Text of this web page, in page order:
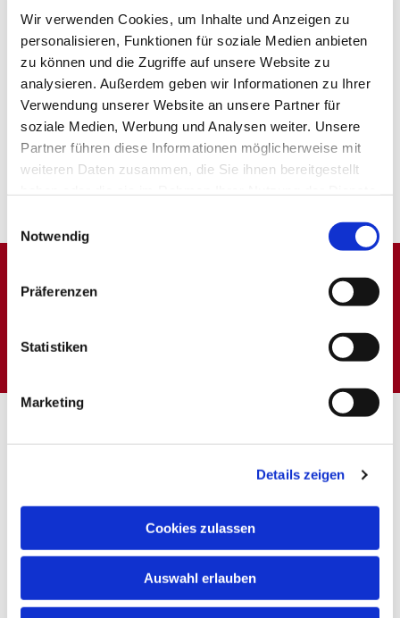
Wir verwenden Cookies, um Inhalte und Anzeigen zu
personalisieren, Funktionen für soziale Medien anbieten
zu können und die Zugriffe auf unsere Website zu
analysieren. Außerdem geben wir Informationen zu Ihrer
Verwendung unserer Website an unsere Partner für
soziale Medien, Werbung und Analysen weiter. Unsere
Partner führen diese Informationen möglicherweise mit
weiteren Daten zusammen, die Sie ihnen bereitgestellt
Notwendig
Präferenzen
Statistiken
Marketing
Details zeigen
Cookies zulassen
Auswahl erlauben
Dies könnte Sie auch